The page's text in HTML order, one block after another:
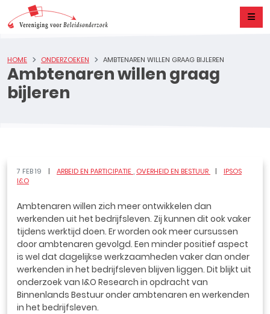
Ambtenaren willen graag
bijleren
HOME ONDERZOEKEN AMBTENAREN WILLEN GRAAG BIJLEREN
7 FEB 19 ARBEID EN PARTICIPATIE OVERHEID EN BESTUUR
IPSOS
I&O
Ambtenaren willen zich meer ontwikkelen dan
werkenden uit het bedrijfsleven. Zij kunnen dit ook vaker
tijdens werktijd doen. Er worden ook meer cursussen
door ambtenaren gevolgd. Een minder positief aspect
is wel dat dagelijkse werkzaamheden vaker dan onder
werkenden in het bedrijfsleven blijven liggen. Dit blijkt uit
onderzoek van I&O Research in opdracht van
Binnenlands Bestuur onder ambtenaren en werkenden
in het bedrijfsleven.